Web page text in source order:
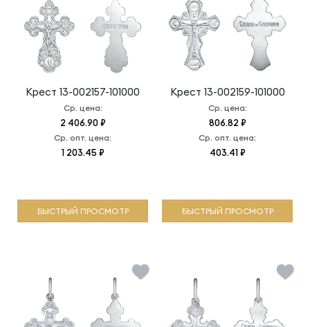
Крест 13-002157-101000
Ср. цена:
2 406.90 ₽
Ср. опт. цена:
1 203.45 ₽
БЫСТРЫЙ ПРОСМОТР
Крест 13-002159-101000
Ср. цена:
806.82 ₽
Ср. опт. цена:
403.41 ₽
БЫСТРЫЙ ПРОСМОТР